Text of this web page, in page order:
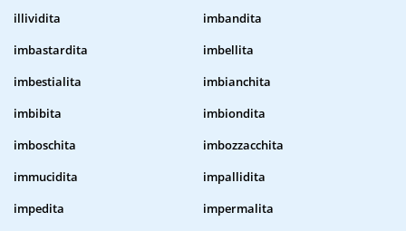
illividita
imbandita
imbastardita
imbellita
imbestialita
imbianchita
imbibita
imbiondita
imboschita
imbozzacchita
immucidita
impallidita
impedita
impermalita